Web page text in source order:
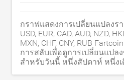
กราฟแสดงการเปลี่ยนแปลงร
USD, EUR, CAD, AUD, NZD,
MXN, CHF, CNY, RUB
การสลับเพื่อดูการเปลี่ยนแปลง
สำหรับวันนี้ หนึ่งสัปดาห์ หนึ่ง